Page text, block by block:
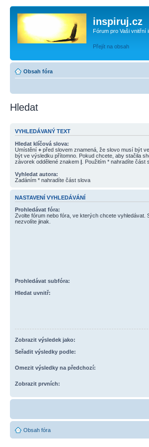
inspiruj.cz
Fórum pro Vaši vnitřní
Přejít na obsah
Obsah fóra
Hledat
VYHLEDÁVANÝ TEXT
Hledat klíčová slova:
Umístění + před slovem znamená, že slovo musí být
být ve výsledku přítomno. Pokud chcete, aby stačila
závorek oddělené znakem | . Použitím * nahradíte část
Vyhledat autora:
Zadáním * nahradíte část slova
NASTAVENÍ VYHLEDÁVÁNÍ
Prohledávat fóra:
Zvolte fórum nebo fóra, ve kterých chcete vyhledávat.
nezvolíte jinak.
Prohledávat subfóra:
Hledat uvnitř:
Zobrazit výsledek jako:
Seřadit výsledky podle:
Omezit výsledky na předchozí:
Zobrazit prvních:
Obsah fóra